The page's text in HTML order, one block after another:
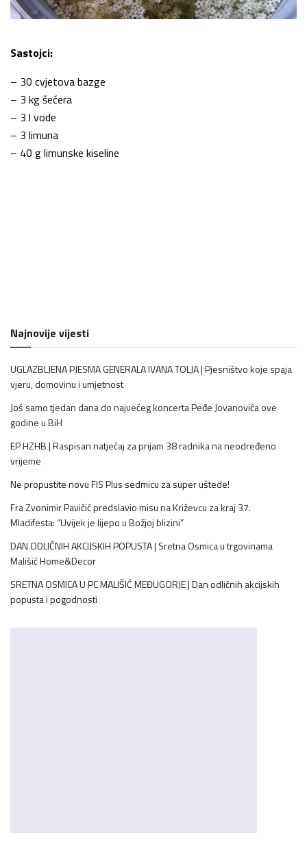
Sastojci:
– 30 cvjetova bazge
– 3 kg šećera
– 3 l vode
– 3 limuna
– 40 g limunske kiseline
Najnovije vijesti
UGLAZBLJENA PJESMA GENERALA IVANA TOLJA | Pjesništvo koje spaja
vjeru, domovinu i umjetnost
Još samo tjedan dana do najvećeg koncerta Peđe Jovanovića ove
godine u BiH
EP HZHB | Raspisan natječaj za prijam 38 radnika na neodređeno
vrijeme
Ne propustite novu FIS Plus sedmicu za super uštede!
Fra Zvonimir Pavičić predslavio misu na Križevcu za kraj 37.
Mladifesta: “Uvijek je lijepo u Božjoj blizini”
DAN ODLIČNIH AKCIJSKIH POPUSTA | Sretna Osmica u trgovinama
Mališić Home&Decor
SRETNA OSMICA U PC MALIŠIĆ MEĐUGORJE | Dan odličnih akcijskih
popusta i pogodnosti